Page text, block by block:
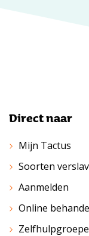
Direct naar
Mijn Tactus
Soorten
Aanmelden
Online